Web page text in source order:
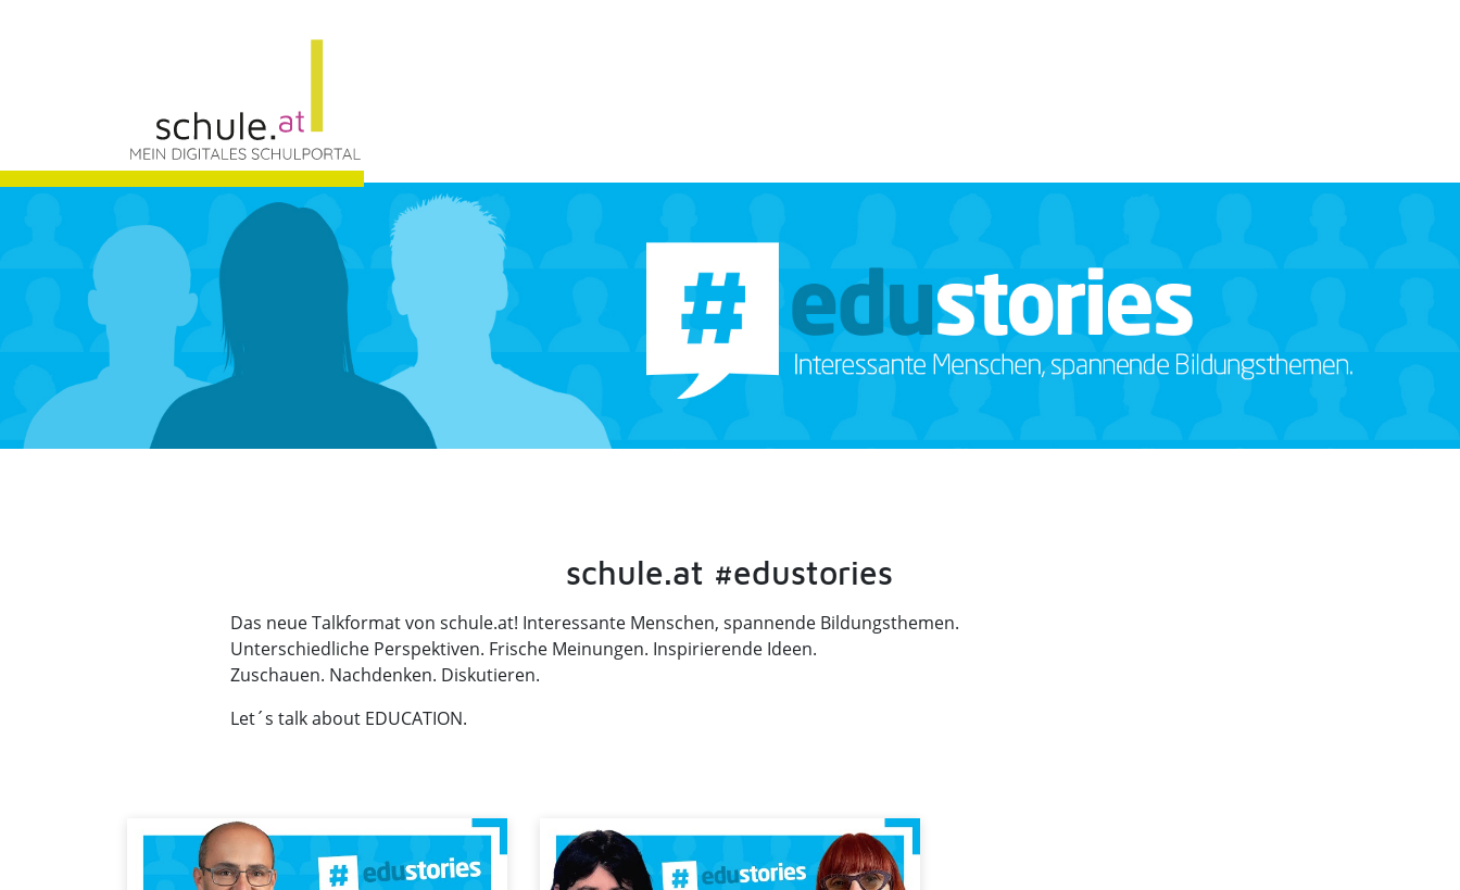
schule.at #edustories
Das neue Talkformat von schule.at! Interessante Menschen, spannende Bildungsthemen.
Unterschiedliche Perspektiven. Frische Meinungen. Inspirierende Ideen.
Zuschauen. Nachdenken. Diskutieren.
Let´s talk about EDUCATION.